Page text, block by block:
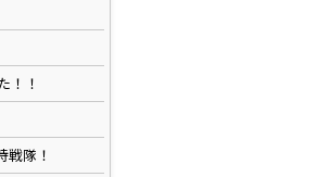
！！
戦隊！